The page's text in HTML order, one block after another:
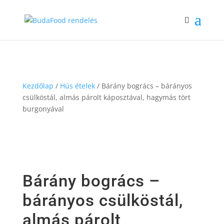
Kezdőlap / Hús ételek/ Bárány bogrács – bárányos
csülköstál, almás párolt káposztával, hagymás tört
burgonyával
Bárány bogrács –
bárányos csülköstál,
almás párolt